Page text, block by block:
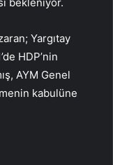
bekleniyor.
Yargıtay
HDP’nin
AYM Genel
kabulüne